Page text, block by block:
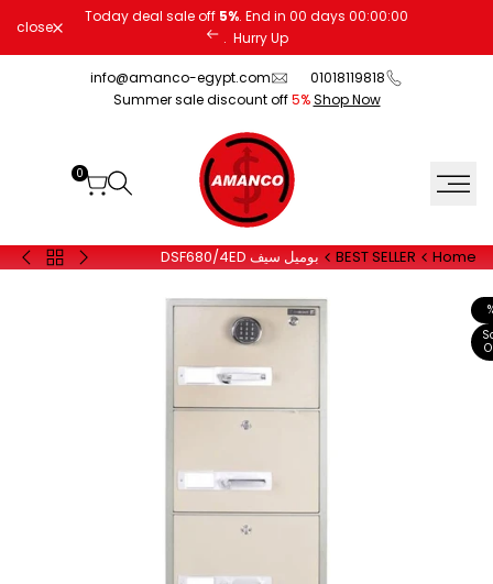
content
Today deal sale off 5%. End in 00 days 00:00:00
. Hurry Up
close
01018119818
info@amanco-egypt.com
Summer sale discount off5% Shop Now
0
Home
BEST SELLER بوميل سيف DSF680/4ED
20
Back
20